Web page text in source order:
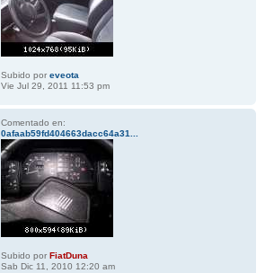
Subido por eveota
Vie Jul 29, 2011 11:53 pm
Comentado en:
0afaab59fd404663dacc64a31...
Subido por FiatDuna
Sab Dic 11, 2010 12:20 am